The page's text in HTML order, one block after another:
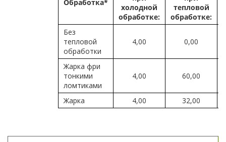
Обработка*
холодной
обработке:
тепловой
обработке:
Без
тепловой
обработки
4,00 0,00
Жарка фри
тонкими
ломтиками
4,00 60,00
Жарка 4,00 32,00